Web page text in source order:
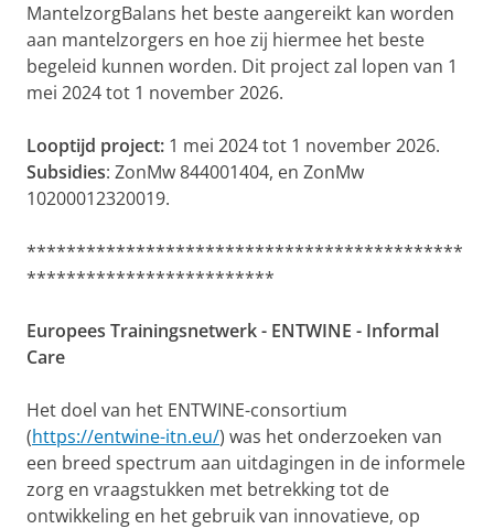
MantelzorgBalans het beste aangereikt kan worden
aan mantelzorgers en hoe zij hiermee het beste
begeleid kunnen worden. Dit project zal lopen van 1
mei 2024 tot 1 november 2026.
Looptijd project: 1 mei 2024 tot 1 november 2026.
Subsidies: ZonMw 844001404, en ZonMw
10200012320019.
********************************************
*************************
Europees Trainingsnetwerk - ENTWINE - Informal
Care
Het doel van het ENTWINE-consortium
(https://entwine-itn.eu/) was het onderzoeken van
een breed spectrum aan uitdagingen in de informele
zorg en vraagstukken met betrekking tot de
ontwikkeling en het gebruik van innovatieve, op